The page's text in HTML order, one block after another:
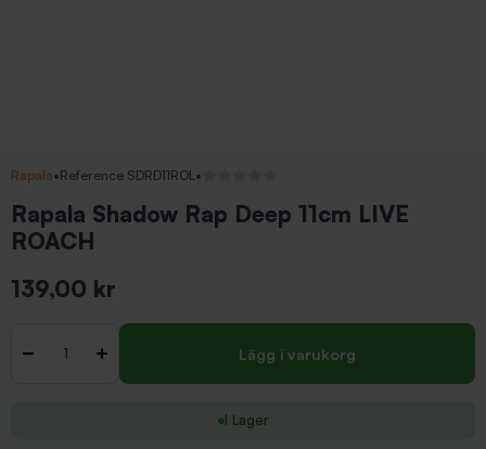
Rapala•Reference SDRD11ROL•
Rapala Shadow Rap Deep 11cm LIVE
ROACH
139,00 kr
- + Lägg i varukorg
I Lager